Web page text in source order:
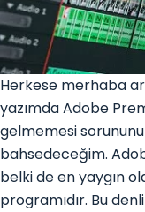
Herkese merhaba
yazımda Adobe
gelmemesi
bahsedeceğim.
belki de en yaygın
programıdır. Bu